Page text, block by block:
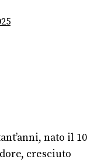
nato il 10
cresciuto